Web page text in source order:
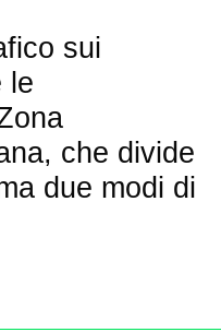
sui
le
che divide
due modi di